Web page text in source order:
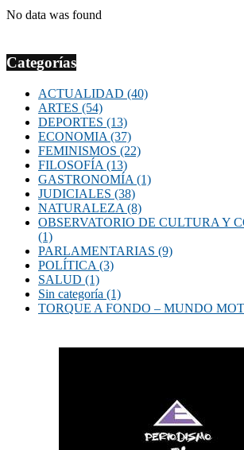
No data was found
Categorías
ACTUALIDAD (40)
ARTES (54)
DEPORTES (13)
ECONOMIA (37)
FEMINISMOS (22)
FILOSOFÍA (13)
GASTRONOMÍA (1)
JUDICIALES (38)
NATURALEZA (8)
OBSERVATORIO DE CULTURA Y
(1)
PARLAMENTARIAS (9)
POLÍTICA (3)
SALUD (1)
Sin categoría (1)
TORQUE A FONDO – MUNDO